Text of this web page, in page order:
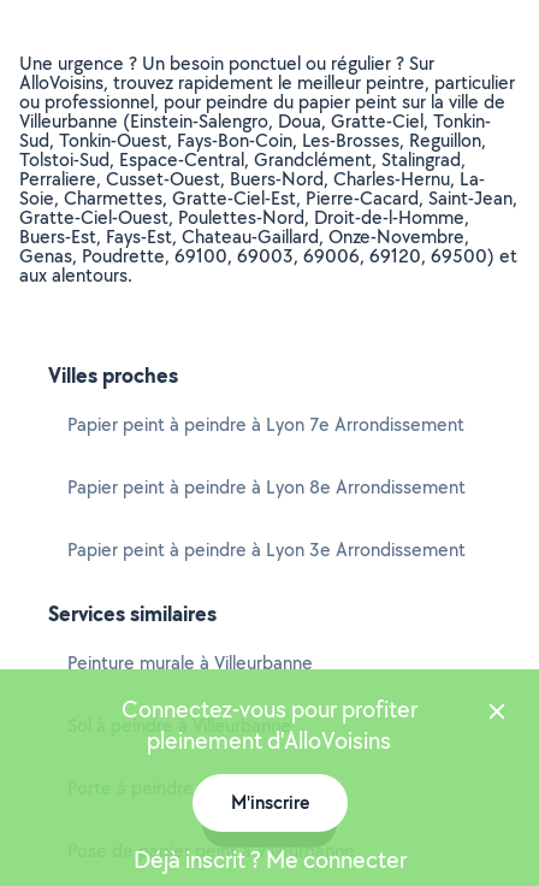
Une urgence ? Un besoin ponctuel ou régulier ? Sur
AlloVoisins, trouvez rapidement le meilleur peintre, particulier
ou professionnel, pour peindre du papier peint sur la ville de
Villeurbanne (Einstein-Salengro, Doua, Gratte-Ciel, Tonkin-
Sud, Tonkin-Ouest, Fays-Bon-Coin, Les-Brosses, Reguillon,
Tolstoi-Sud, Espace-Central, Grandclément, Stalingrad,
Perraliere, Cusset-Ouest, Buers-Nord, Charles-Hernu, La-
Soie, Charmettes, Gratte-Ciel-Est, Pierre-Cacard, Saint-Jean,
Gratte-Ciel-Ouest, Poulettes-Nord, Droit-de-l-Homme,
Buers-Est, Fays-Est, Chateau-Gaillard, Onze-Novembre,
Genas, Poudrette, 69100, 69003, 69006, 69120, 69500) et
aux alentours.
Villes proches
Papier peint à peindre à Lyon 7e Arrondissement
Papier peint à peindre à Lyon 8e Arrondissement
Papier peint à peindre à Lyon 3e Arrondissement
Services similaires
Peinture murale à Villeurbanne
Sol à peindre à Villeurbanne
Porte à peindre à Villeurbanne
Pose de papier peint à Villeurbanne
Connectez-vous pour profiter
pleinement d'AlloVoisins
M'inscrire
Déjà inscrit ? Me connecter